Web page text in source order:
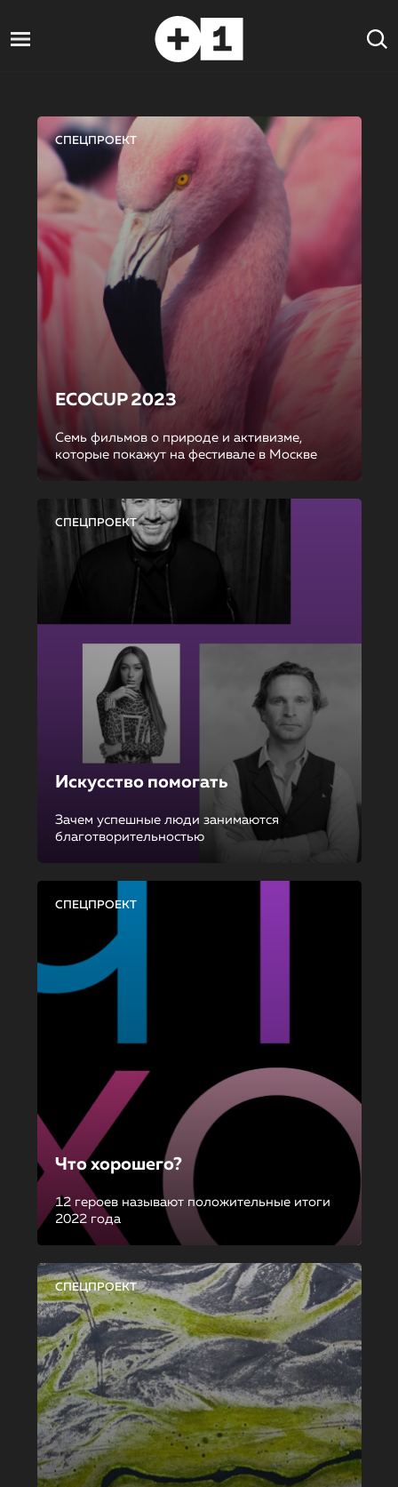
СПЕЦПРОЕКТ
ECOCUP 2023
Семь фильмов о природе и активизме,
которые покажут на фестивале в Москве
СПЕЦПРОЕКТ
Искусство помогать
Зачем успешные люди занимаются
благотворительностью
СПЕЦПРОЕКТ
Что хорошего?
12 героев называют положительные итоги
2022 года
СПЕЦПРОЕКТ